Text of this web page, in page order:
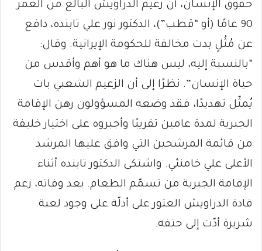
حقوق الإنسان، أن زعيم الدراويش البالغ من العمر
90 عامًا (أو “قطب”)، الدكتور نور علي تابنده، دافع
عن مُثُلٍ بدت مخالفة للحكومة الإيرانية. وقال:
“بالنسبة إليه، ليس هناك ما هو أهم وأقدس من
حياة الإنسان”. نظرًا إلى أن الزعيم الشعبي بات
يُمثّل تهديدًا، فقد وضعه المسؤولون رهن الإقامة
الجبرية لمدة عامين تقريبًا وأجبروه على اختيار خليفة
من قائمة المرشحين التي وافق عليها المرشد
الأعلى علي خامنئي. واشتكى الدكتور تابنده أثناء
الإقامة الجبرية من تسمّم الطعام. بعد وفاته، زعم
قادة الدراويش العثور على أدلّة على وجود لعبة
شريرة أدّت إلى حتفه.